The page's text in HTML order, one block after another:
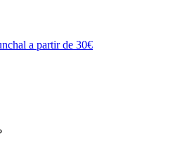
a partir de 30€